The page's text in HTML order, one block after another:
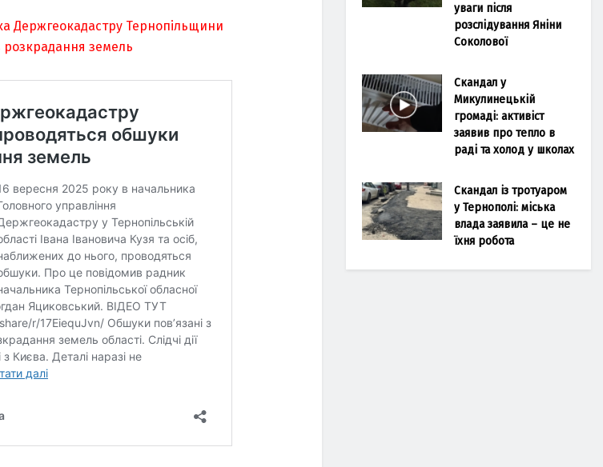
Держгеокадастру Тернопільщини
земель
уваги після
розслідування Яніни
Соколової
Скандал у
Микулинецькій
громаді: активіст
заявив про тепло в
раді та холод у школах
Скандал із тротуаром
у Тернополі: міська
влада заявила – це не
їхня робота